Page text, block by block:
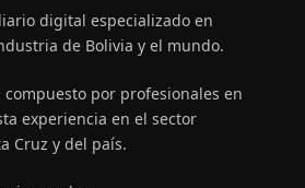
digital especializado en
de Bolivia y el mundo.
compuesto por profesionales en
experiencia en el sector
Cruz y del país.